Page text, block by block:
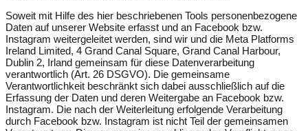
Soweit mit Hilfe des hier beschriebenen Tools personenbezogene
Daten auf unserer Website erfasst und an Facebook bzw.
Instagram weitergeleitet werden, sind wir und die Meta Platforms
Ireland Limited, 4 Grand Canal Square, Grand Canal Harbour,
Dublin 2, Irland gemeinsam für diese Datenverarbeitung
verantwortlich (Art. 26 DSGVO). Die gemeinsame
Verantwortlichkeit beschränkt sich dabei ausschließlich auf die
Erfassung der Daten und deren Weitergabe an Facebook bzw.
Instagram. Die nach der Weiterleitung erfolgende Verarbeitung
durch Facebook bzw. Instagram ist nicht Teil der gemeinsamen